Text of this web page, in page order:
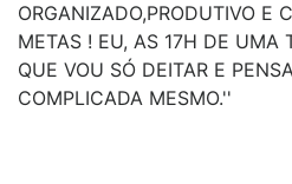
ORGANIZADO,PRODUTIVO E
METAS ! EU, AS 17H DE UMA
QUE VOU SÓ DEITAR E
COMPLICADA MESMO.''